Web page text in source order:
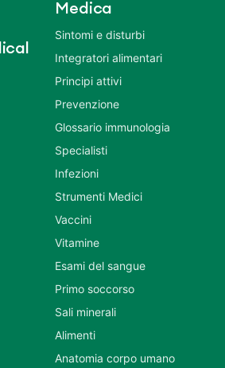
Medica
Sintomi e disturbi
Integratori alimentari
Principi attivi
Prevenzione
Glossario immunologia
Specialisti
Infezioni
Strumenti Medici
Vaccini
Vitamine
Esami del sangue
Primo soccorso
Sali minerali
Alimenti
Anatomia corpo umano